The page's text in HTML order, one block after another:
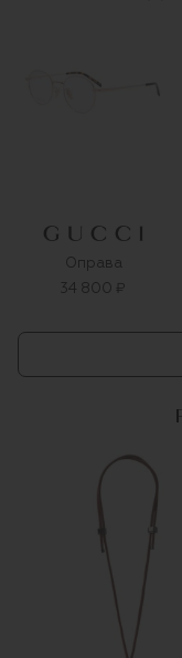
Оправа
34 800 ₽